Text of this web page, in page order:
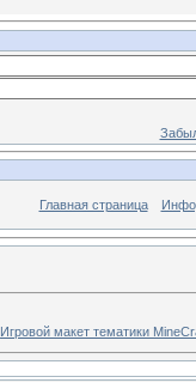
Главная страница
Игровой макет тематики